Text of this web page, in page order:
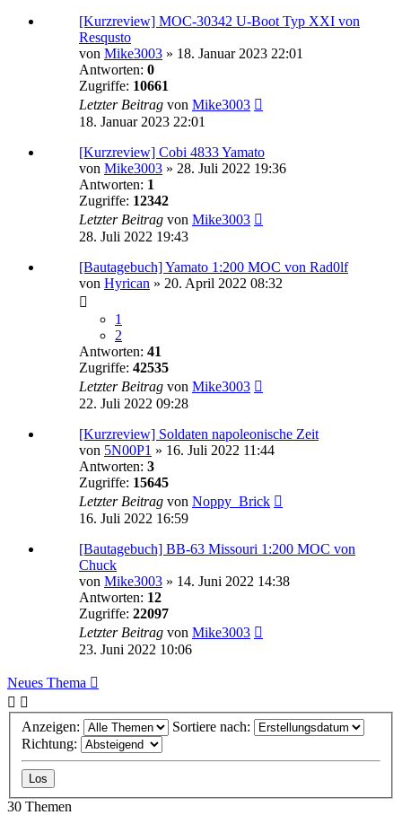
[Kurzreview] MOC-30342 U-Boot Typ XXI von
Resqusto
von Mike3003 » 18. Januar 2023 22:01
Antworten: 0
Zugriffe: 10661
Letzter Beitrag von Mike3003
18. Januar 2023 22:01
[Kurzreview] Cobi 4833 Yamato
von Mike3003 » 28. Juli 2022 19:36
Antworten: 1
Zugriffe: 12342
Letzter Beitrag von Mike3003
28. Juli 2022 19:43
[Bautagebuch] Yamato 1:200 MOC von Rad0lf
von Hyrican » 20. April 2022 08:32
1
2
Antworten: 41
Zugriffe: 42535
Letzter Beitrag von Mike3003
22. Juli 2022 09:28
[Kurzreview] Soldaten napoleonische Zeit
von 5N00P1 » 16. Juli 2022 11:44
Antworten: 3
Zugriffe: 15645
Letzter Beitrag von Noppy_Brick
16. Juli 2022 16:59
[Bautagebuch] BB-63 Missouri 1:200 MOC von
Chuck
von Mike3003 » 14. Juni 2022 14:38
Antworten: 12
Zugriffe: 22097
Letzter Beitrag von Mike3003
23. Juni 2022 10:06
Neues Thema
Anzeigen:
Sortiere nach:
Richtung:
30 Themen